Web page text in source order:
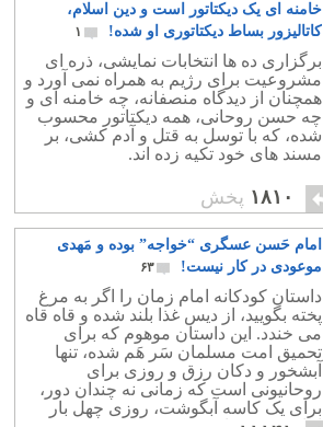
خامنه ای یک دیکتاتور است و دین اسلام،
کاتالیزور بساط دیکتاتوری او شده!
۱
برگزاری ده ها انتخابات نمایشی، ذره ای
مشروعیت برای رژیم به همراه نمی آورد و
همچنان از دیدگاه منصفانه، چه خامنه ای و
چه حسن روحانی، همه دیکتاتور محسوب
شده، که با توسل به قتل و آدم کشی، بر
مسند های خود تکیه زده اند.
۱۸۱۰ پخش
امام حَسن عسگری “خواجه” بوده و مَهدی
موعودی در کار نیست!
۶۳
داستان کودکانه امام زمان را اگر به مرغ
پخته بگویید، از دیس غذا بلند شده و قاه قاه
می خندد. این داستان موهوم که برای
تحمیق امت مسلمان سَر هَم شده، تنها
آبشخور و دکان رزق و روزی برای
روحانیونی است که زمانی نه چندان دور،
برای یک کاسه آبگوشت، روزی چهل بار